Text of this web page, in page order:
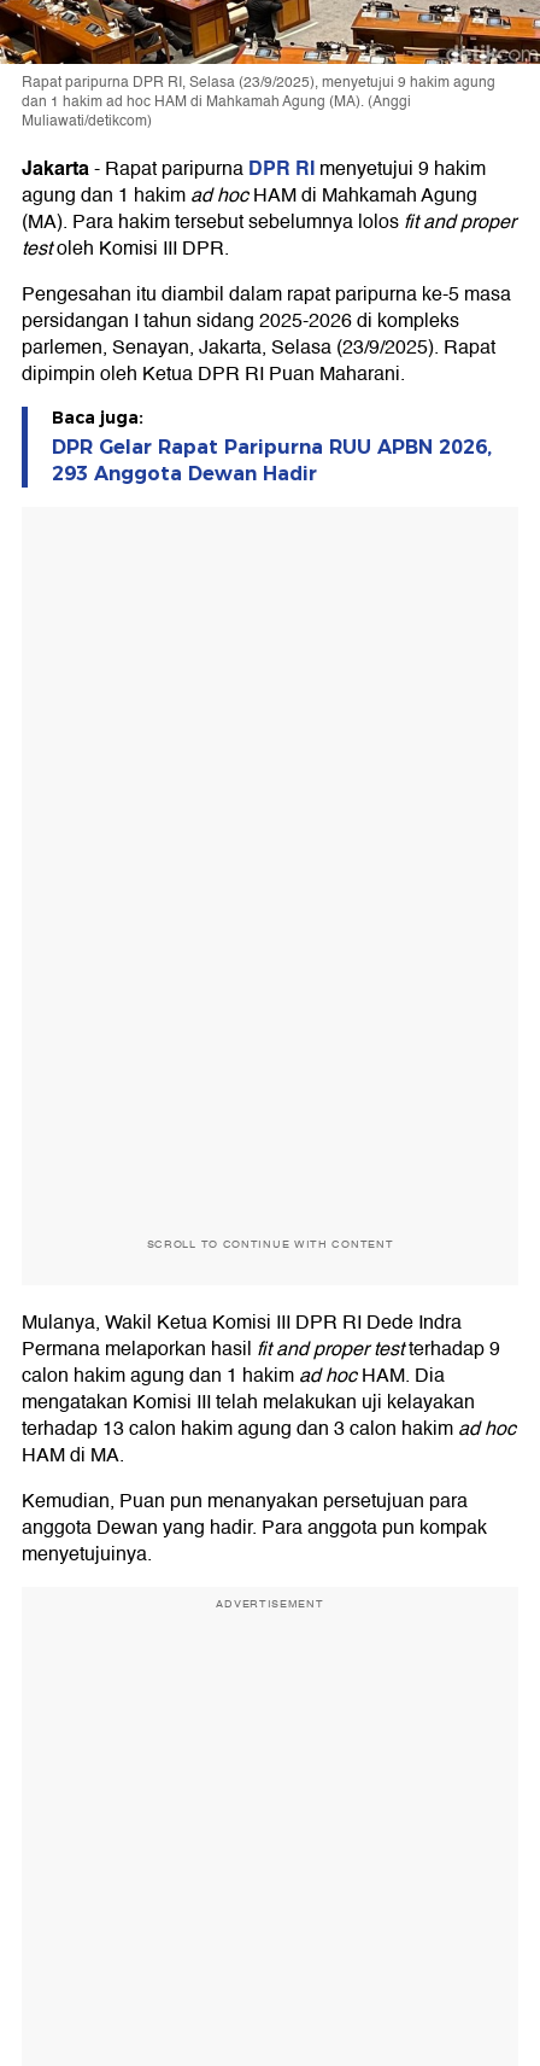
Rapat paripurna DPR RI, Selasa (23/9/2025), menyetujui 9 hakim agung
dan 1 hakim ad hoc HAM di Mahkamah Agung (MA). (Anggi
Muliawati/detikcom)
Jakarta-Rapat paripurnaDPR RImenyetujui 9 hakim
agung dan 1 hakimad hocHAM di Mahkamah Agung
(MA). Para hakim tersebut sebelumnya lolosfit and proper
testoleh Komisi III DPR.
Pengesahan itu diambil dalam rapat paripurna ke-5 masa
persidangan I tahun sidang 2025-2026 di kompleks
parlemen, Senayan, Jakarta, Selasa (23/9/2025). Rapat
dipimpin oleh Ketua DPR RI Puan Maharani.
Baca juga:
DPR Gelar Rapat Paripurna RUU APBN 2026,
293 Anggota Dewan Hadir
SCROLL TO CONTINUE WITH CONTENT
Mulanya, Wakil Ketua Komisi III DPR RI Dede Indra
Permana melaporkan hasil fit and proper testterhadap 9
calon hakim agung dan 1 hakimad hocHAM. Dia
mengatakan Komisi III telah melakukan uji kelayakan
terhadap 13 calon hakim agung dan 3 calon hakimad hoc
HAM di MA.
Kemudian, Puan pun menanyakan persetujuan para
anggota Dewan yang hadir. Para anggota pun kompak
menyetujuinya.
ADVERTISEMENT